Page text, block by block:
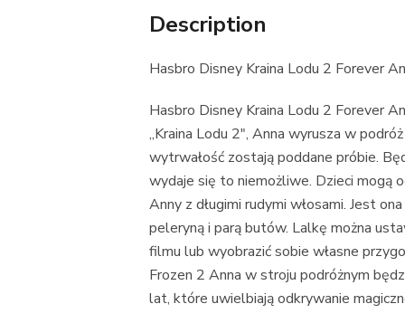
Description
Hasbro Disney Kraina Lodu 2 Forever
Hasbro Disney Kraina Lodu 2 Forever
„Kraina Lodu 2″, Anna wyrusza w
wytrwałość zostają poddane próbie.
wydaje się to niemożliwe. Dzieci mogą
Anny z długimi rudymi włosami. Jest
peleryną i parą butów. Lalkę można
filmu lub wyobrazić sobie własne
Frozen 2 Anna w stroju podróżnym
lat, które uwielbiają odkrywanie